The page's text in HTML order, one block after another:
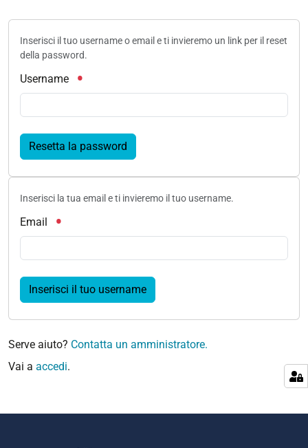
Inserisci il tuo username o email e ti invieremo un link per il reset
della password.
Username
Resetta la password
Inserisci la tua email e ti invieremo il tuo username.
Email
Inserisci il tuo username
Serve aiuto? Contatta un amministratore.
Vai a accedi.